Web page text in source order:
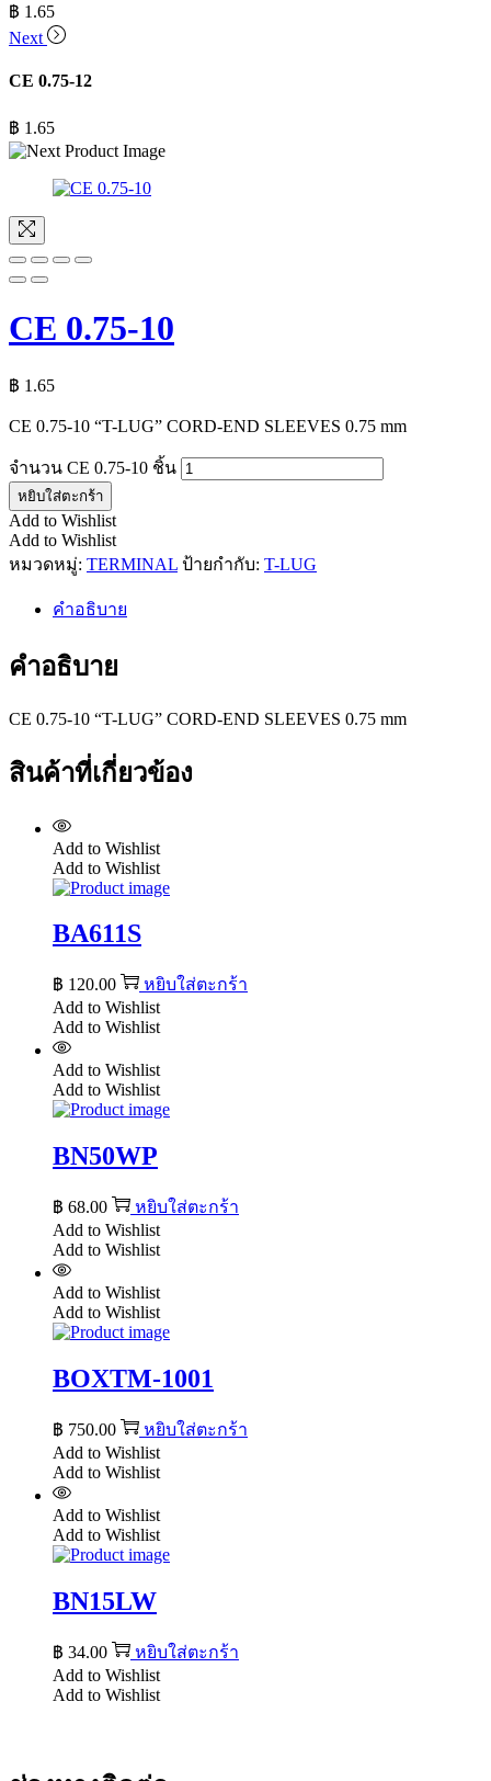
฿ 1.65
Next
CE 0.75-12
฿ 1.65
CE 0.75-10
฿ 1.65
CE 0.75-10 “T-LUG” CORD-END SLEEVES 0.75 mm
จำนวน CE 0.75-10 ชิ้น
หยิบใส่ตะกร้า
Add to Wishlist
Add to Wishlist
หมวดหมู่: TERMINAL ป้ายกำกับ: T-LUG
คำอธิบาย
คำอธิบาย
CE 0.75-10 “T-LUG” CORD-END SLEEVES 0.75 mm
สินค้าที่เกี่ยวข้อง
Add to Wishlist
Add to Wishlist
BA611S
฿ 120.00
หยิบใส่ตะกร้า
Add to Wishlist
Add to Wishlist
Add to Wishlist
Add to Wishlist
BN50WP
฿ 68.00
หยิบใส่ตะกร้า
Add to Wishlist
Add to Wishlist
Add to Wishlist
Add to Wishlist
BOXTM-1001
฿ 750.00
หยิบใส่ตะกร้า
Add to Wishlist
Add to Wishlist
Add to Wishlist
Add to Wishlist
BN15LW
฿ 34.00
หยิบใส่ตะกร้า
Add to Wishlist
Add to Wishlist